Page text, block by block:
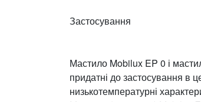
Застосування
Мастило Mobilux EP 0 і
придатні до застосування в
низькотемпературні